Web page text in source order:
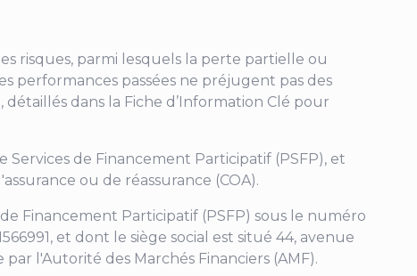
risques, parmi lesquels la perte partielle ou
performances passées ne préjugent pas des
dans la Fiche d’Information Clé pour
de Financement Participatif (PSFP), et
ou de réassurance (COA).
Financement Participatif (PSFP) sous le numéro
et dont le siège social est situé 44, avenue
l'Autorité des Marchés Financiers (AMF).